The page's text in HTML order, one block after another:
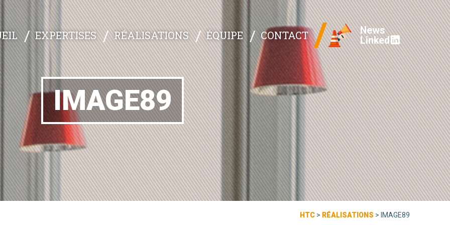
EXPERTISES RÉALISATIONS ÉQUIPE CONTACT
News
Linked
IMAGE89
HTC > RÉALISATIONS > IMAGE89